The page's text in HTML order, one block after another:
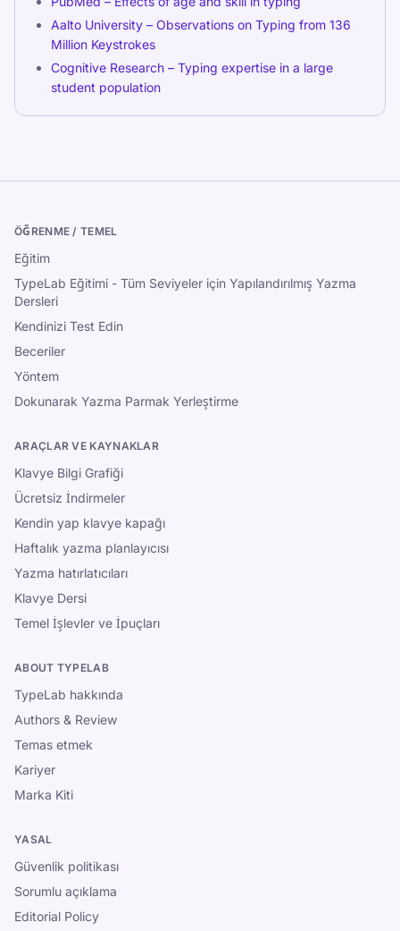
Aalto University – Observations on Typing from 136
Million Keystrokes
Cognitive Research – Typing expertise in a large
student population
ÖĞRENME / TEMEL
Eğitim
TypeLab Eğitimi - Tüm Seviyeler için Yapılandırılmış Yazma
Dersleri
Kendinizi Test Edin
Beceriler
Yöntem
Dokunarak Yazma Parmak Yerleştirme
ARAÇLAR VE KAYNAKLAR
Klavye Bilgi Grafiği
Ücretsiz İndirmeler
Kendin yap klavye kapağı
Haftalık yazma planlayıcısı
Yazma hatırlatıcıları
Klavye Dersi
Temel İşlevler ve İpuçları
ABOUT TYPELAB
TypeLab hakkında
Authors & Review
Temas etmek
Kariyer
Marka Kiti
YASAL
Güvenlik politikası
Sorumlu açıklama
Editorial Policy